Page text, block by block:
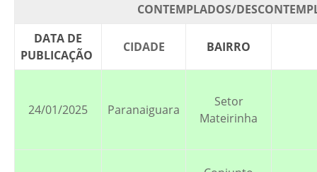
CONTEMPLADOS/
DATA DE
PUBLICAÇÃO
CIDADE BAIRRO
24/01/2025 Paranaiguara
Setor
Mateirinha